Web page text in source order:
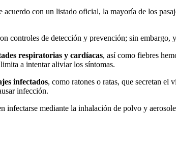
acuerdo con un listado oficial, la mayoría de los
controles de detección y prevención; sin embargo,
respiratorias y cardíacas, así como fiebres
a intentar aliviar los síntomas.
infectados, como ratones o ratas, que secretan el
infección.
mediante la inhalación de polvo y